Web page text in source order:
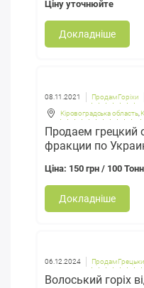
Ціну уточнюйте
Докладніше
08.11.2021 Продам Горіхи
Кіровоградська область,
Продаем грецкий
фракции по
Ціна: 150 грн / 100 Тонн
Докладніше
06.12.2024 Продам
Волоський горіх